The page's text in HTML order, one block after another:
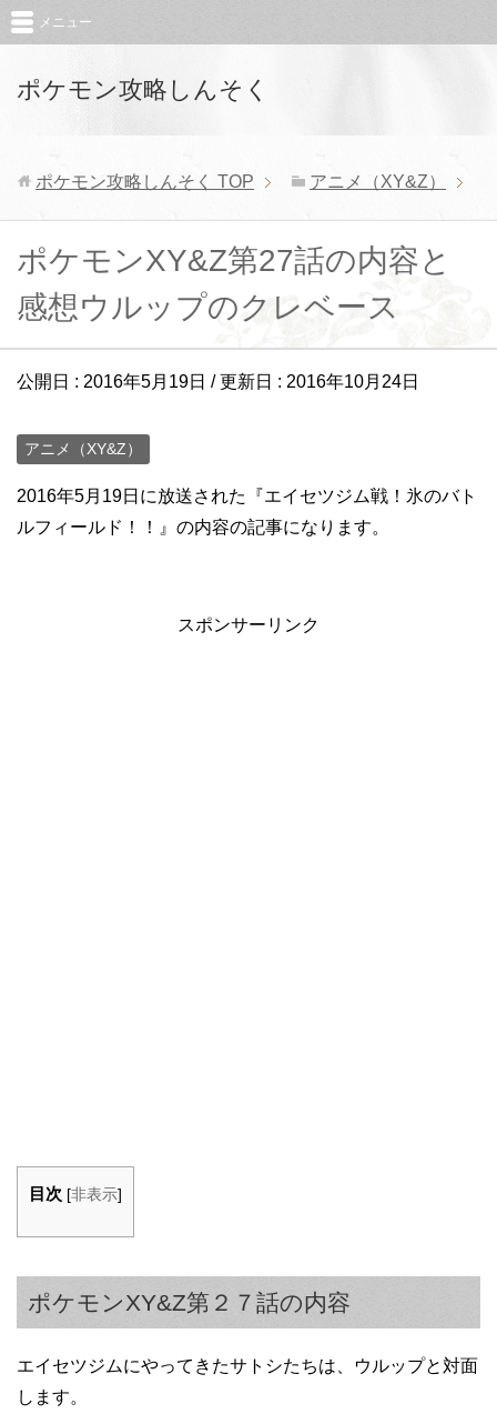
ポケモン攻略しんそく
メニュー
ポケモン攻略しんそく TOP アニメ（XY&Z）
ポケモンXY&Z第27話の内容と
感想ウルップのクレベース
公開日 : 2016年5月19日 / 更新日 : 2016年10月24日
アニメ（XY&Z）
2016年5月19日に放送された『エイセツジム戦！氷のバト
ルフィールド！！』の内容の記事になります。
スポンサーリンク
目次 [非表示]
ポケモンXY&Z第２７話の内容
エイセツジムにやってきたサトシたちは、ウルップと対面
します。